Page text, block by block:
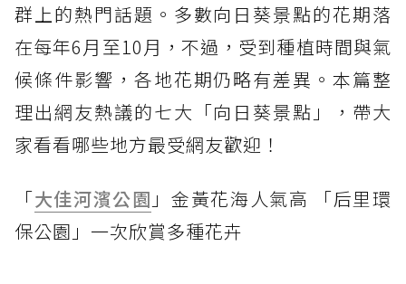
群上的熱門話題。多數向日葵景點的花期落
在每年6月至10月，不過，受到種植時間與氣
候條件影響，各地花期仍略有差異。本篇整
理出網友熱議的七大「向日葵景點」，帶大
家看看哪些地方最受網友歡迎！
「大佳河濱公園 」金黃花海人氣高 「后里環
保公園」一次欣賞多種花卉